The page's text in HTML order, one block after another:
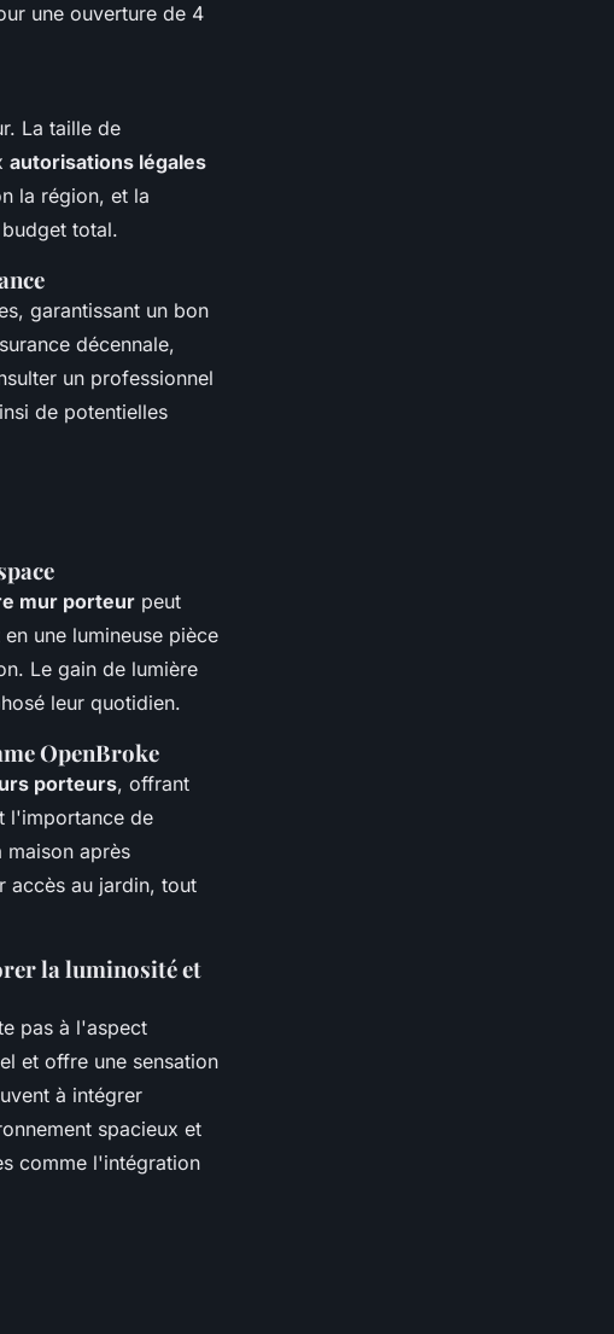
une ouverture de 4
La taille de
autorisations légales
la région, et la
total.
garantissant un bon
décennale,
un professionnel
de potentielles
mur porteur peut
une lumineuse pièce
Le gain de lumière
leur quotidien.
OpenBroke
porteurs, offrant
l'importance de
maison après
accès au jardin, tout
la luminosité et
pas à l'aspect
et offre une sensation
à intégrer
spacieux et
comme l'intégration